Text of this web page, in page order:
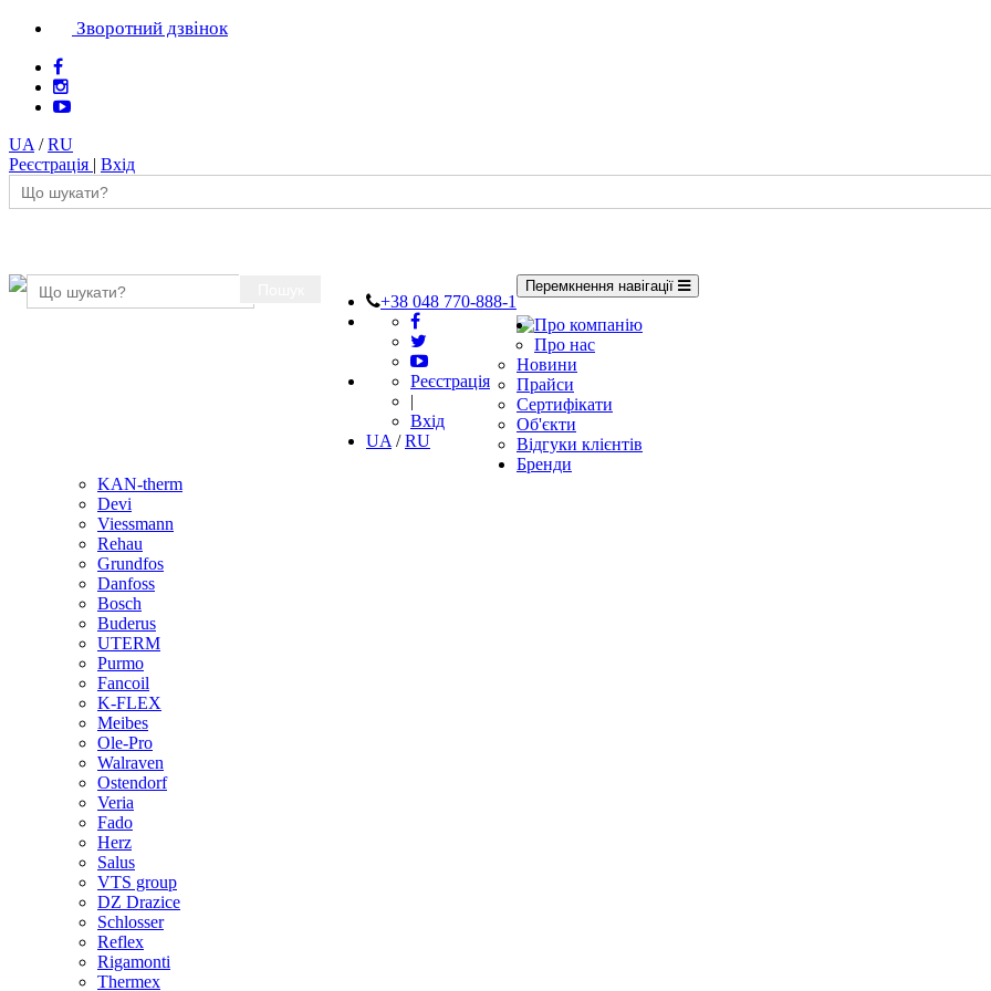
Зворотний дзвінок
UA /RU
Реєстрація | Вхід
+38 048 770-888-1
Реєстрація
|
Вхід
UA /RU
Перемкнення навігації
Про компанію
Про нас
Новини
Прайси
Сертифікати
Об'єкти
Відгуки клієнтів
Бренди
KAN-therm
Devi
Viessmann
Rehau
Grundfos
Danfoss
Bosch
Buderus
UTERM
Purmo
Fancoil
K-FLEX
Meibes
Ole-Pro
Walraven
Ostendorf
Veria
Fado
Herz
Salus
VTS group
DZ Drazice
Schlosser
Reflex
Rigamonti
Thermex